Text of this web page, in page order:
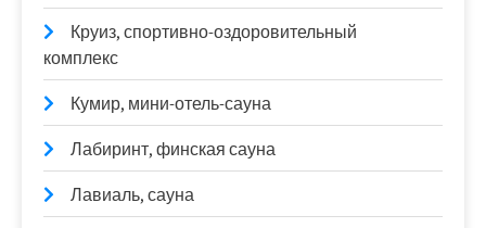
Круиз, спортивно-оздоровительный
комплекс
Кумир, мини-отель-сауна
Лабиринт, финская сауна
Лавиаль, сауна